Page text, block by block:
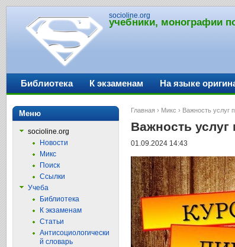
socioline.org
учебники, монографии
Главная › Микс › Важность услуг
Важность услуг
01.09.2024 14:43
Библиотека К экзаменам На языке
Меню
socioline.org
Новости
Микс
Поиск
Ссылки
Учеба
Библиотека
К экзаменам
Статьи
Антисоциологически
й словарь